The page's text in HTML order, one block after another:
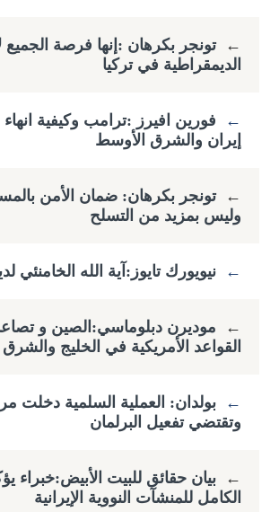
← تونجر بكرهان :إنها فرصة الجميع
الديمقراطية في تركيا
←
فورين افيرز :ترامب وكيفية
إيران والشرق الأوسط
← تونجر بكرهان: ضمان الأمن
وليس بمزيد من التسلح
← نيويورك تايوز:آية الله الخامنئي
←
موديرن دبلوماسي:الصين و
القواعد الأمريكية في الخليج
←
بولدان: العملية السلمية دخلت
وتقتضي ​تفعيل البرلمان
←
بيان حقائق للبيت الأبيض:خبراء
الكامل للمنشآت النووية الإيرانية